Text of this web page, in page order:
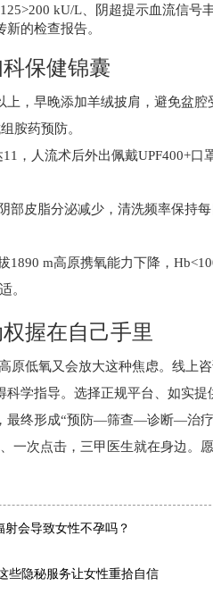
kU/L、阴超提示血流信号
的检查报告。
保健锦囊
，早晚添加羊绒披肩，避免盆
胺药预防。
，人流术后外出佩戴UPF400+
部皮脂分泌减少，清洗频率保持
1890 m高原携氧能力下降，
。
握在自己手里
原低氧又会放大这种焦虑。线上
学指导。选择正规平台、如实
最终形成“预防—筛查—诊断—治
一次点击，三甲医生就在身边。
会导致女性不孕吗？
些隐秘服务让女性重拾自信